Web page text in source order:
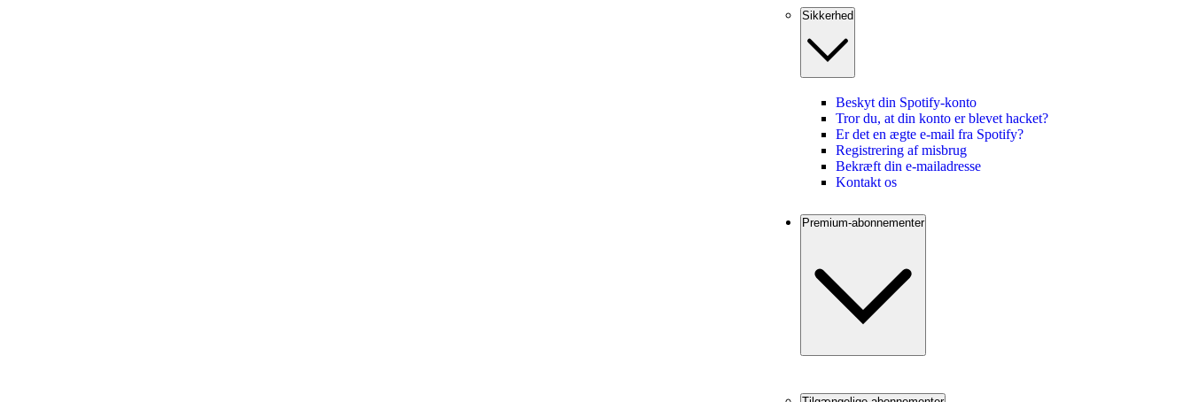
Sikkerhed
Beskyt din Spotify-konto
Tror du, at din konto er blevet hacket?
Er det en ægte e-mail fra Spotify?
Registrering af misbrug
Bekræft din e-mailadresse
Kontakt os
Premium-abonnementer